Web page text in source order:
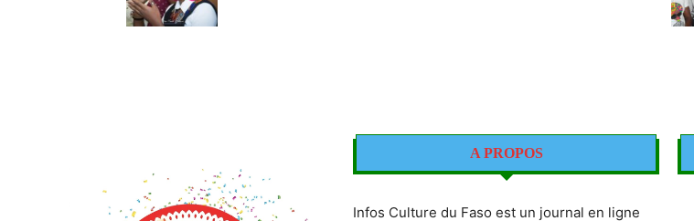
A PROPOS
Infos Culture du Faso est un journal en ligne